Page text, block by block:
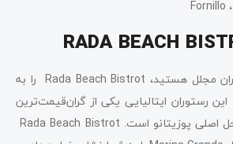
اگر به دنبال یک رستوران مجلل هستید، Rada Beach Bistrot را به
رستوران ایتالیایی یکی از گران‌قیمت‌ترین
رستوران در انتهای ساحل اصلی پوزیتانو است. Rada Beach Bistrot